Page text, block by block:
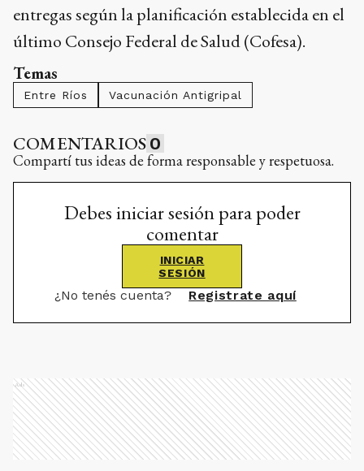
entregas según la planificación establecida en el
último Consejo Federal de Salud (Cofesa).
Temas
Entre Ríos Vacunación Antigripal
COMENTARIOS 0
Compartí tus ideas de forma responsable y respetuosa.
Debes iniciar sesión para poder
comentar
INICIAR
SESIÓN
¿No tenés cuenta? Registrate aquí
Ads